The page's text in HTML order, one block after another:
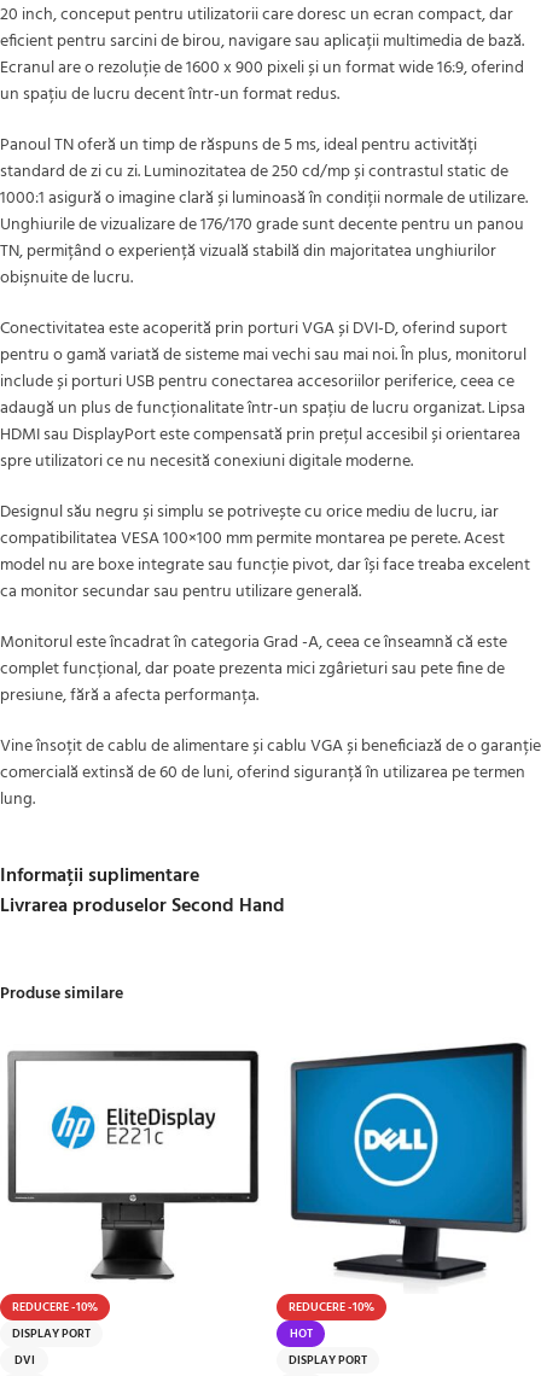
20 inch, conceput pentru utilizatorii care doresc un ecran compact, dar
eficient pentru sarcini de birou, navigare sau aplicații multimedia de bază.
Ecranul are o rezoluție de 1600 x 900 pixeli și un format wide 16:9, oferind
un spațiu de lucru decent într-un format redus.
Panoul TN oferă un timp de răspuns de 5 ms, ideal pentru activități
standard de zi cu zi. Luminozitatea de 250 cd/mp și contrastul static de
1000:1 asigură o imagine clară și luminoasă în condiții normale de utilizare.
Unghiurile de vizualizare de 176/170 grade sunt decente pentru un panou
TN, permițând o experiență vizuală stabilă din majoritatea unghiurilor
obișnuite de lucru.
Conectivitatea este acoperită prin porturi VGA și DVI-D, oferind suport
pentru o gamă variată de sisteme mai vechi sau mai noi. În plus, monitorul
include și porturi USB pentru conectarea accesoriilor periferice, ceea ce
adaugă un plus de funcționalitate într-un spațiu de lucru organizat. Lipsa
HDMI sau DisplayPort este compensată prin prețul accesibil și orientarea
spre utilizatori ce nu necesită conexiuni digitale moderne.
Designul său negru și simplu se potrivește cu orice mediu de lucru, iar
compatibilitatea VESA 100×100 mm permite montarea pe perete. Acest
model nu are boxe integrate sau funcție pivot, dar își face treaba excelent
ca monitor secundar sau pentru utilizare generală.
Monitorul este încadrat în categoria Grad -A, ceea ce înseamnă că este
complet funcțional, dar poate prezenta mici zgârieturi sau pete fine de
presiune, fără a afecta performanța.
Vine însoțit de cablu de alimentare și cablu VGA și beneficiază de o garanție
comercială extinsă de 60 de luni, oferind siguranță în utilizarea pe termen
lung.
Informații suplimentare
Livrarea produselor Second Hand
Produse similare
REDUCERE -10%
DISPLAY PORT
DVI
REDUCERE -10%
HOT
DISPLAY PORT